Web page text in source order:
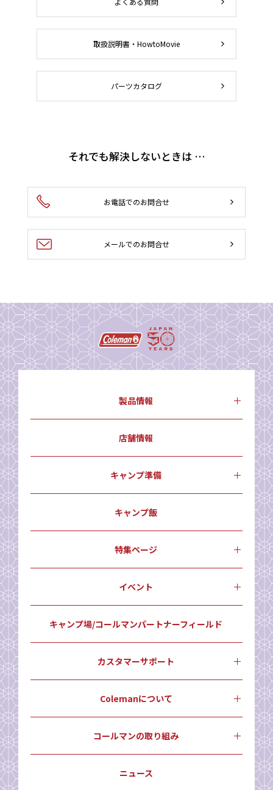
取扱説明書・HowtoMovie
パーツカタログ
それでも解決しないときは …
お電話でのお問合せ
メールでのお問合せ
製品情報
店舗情報
キャンプ準備
キャンプ飯
特集ページ
イベント
キャンプ場/コールマンパートナーフィールド
カスタマーサポート
Colemanについて
コールマンの取り組み
ニュース